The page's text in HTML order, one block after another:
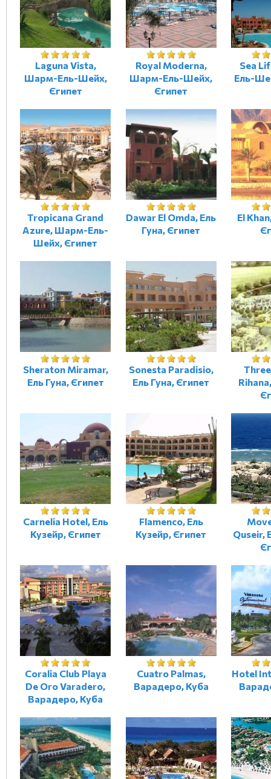
Laguna Vista,
Шарм-Ель-Шейх,
Єгипет
Royal Moderna,
Шарм-Ель-Шейх,
Єгипет
Sea
Ель-
Tropicana Grand
Azure, Шарм-Ель-
Шейх, Єгипет
Dawar El Omda, Ель
Гуна, Єгипет
El
Sheraton Miramar,
Ель Гуна, Єгипет
Sonesta Paradisio,
Ель Гуна, Єгипет
Carnelia Hotel, Ель
Кузейр, Єгипет
Flamenco, Ель
Кузейр, Єгипет
Quseir,
Coralia Club Playa
De Oro Varadero,
Варадеро, Куба
Cuatro Palmas,
Варадеро, Куба
Hotel